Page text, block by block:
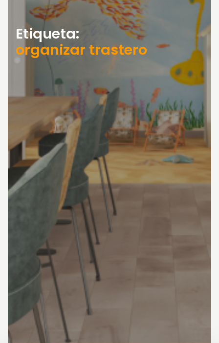
Etiqueta:
organizar trastero